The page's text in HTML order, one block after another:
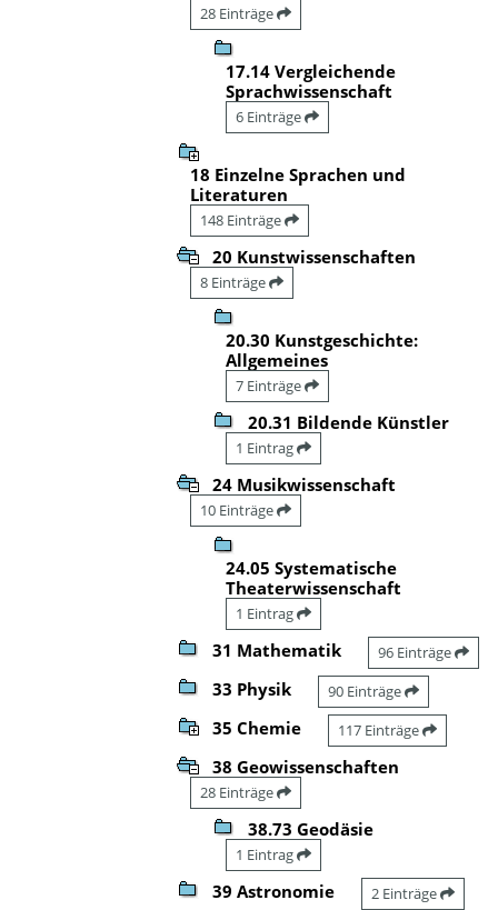
28 Einträge
17.14 Vergleichende
Sprachwissenschaft
6 Einträge
18 Einzelne Sprachen und
Literaturen
148 Einträge
20 Kunstwissenschaften
8 Einträge
20.30 Kunstgeschichte:
Allgemeines
7 Einträge
20.31 Bildende Künstler
1 Eintrag
24 Musikwissenschaft
10 Einträge
24.05 Systematische
Theaterwissenschaft
1 Eintrag
31 Mathematik 96 Einträge
33 Physik 90 Einträge
35 Chemie 117 Einträge
38 Geowissenschaften
28 Einträge
38.73 Geodäsie
1 Eintrag
39 Astronomie 2 Einträge